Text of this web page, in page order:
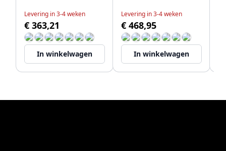
Levering in 3-4 weken
€ 363,21
In winkelwagen
Levering in 3-4 weken
€ 468,95
In winkelwagen